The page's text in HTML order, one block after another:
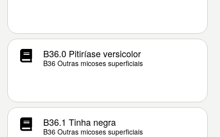
B36.0 Pitiríase versicolor
B36 Outras micoses superficiais
B36.1 Tinha negra
B36 Outras micoses superficiais